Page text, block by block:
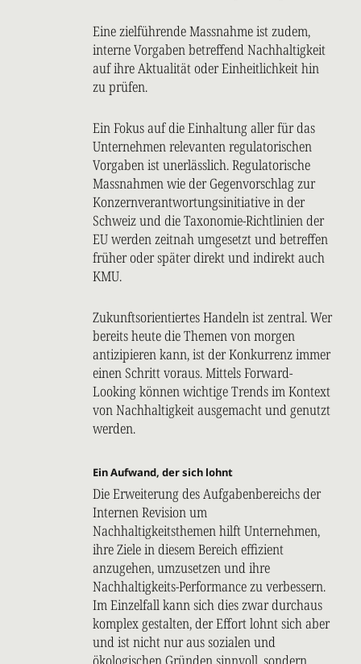
Eine zielführende Massnahme ist zudem,
interne Vorgaben betreffend Nachhaltigkeit
auf ihre Aktualität oder Einheitlichkeit hin
zu prüfen.
Ein Fokus auf die Einhaltung aller für das
Unternehmen relevanten regulatorischen
Vorgaben ist unerlässlich. Regulatorische
Massnahmen wie der Gegenvorschlag zur
Konzernverantwortungsinitiative in der
Schweiz und die Taxonomie-Richtlinien der
EU werden zeitnah umgesetzt und betreffen
früher oder später direkt und indirekt auch
KMU.
Zukunftsorientiertes Handeln ist zentral. Wer
bereits heute die Themen von morgen
antizipieren kann, ist der Konkurrenz immer
einen Schritt voraus. Mittels Forward-
Looking können wichtige Trends im Kontext
von Nachhaltigkeit ausgemacht und genutzt
werden.
Ein Aufwand, der sich lohnt
Die Erweiterung des Aufgabenbereichs der
Internen Revision um
Nachhaltigkeitsthemen hilft Unternehmen,
ihre Ziele in diesem Bereich effizient
anzugehen, umzusetzen und ihre
Nachhaltigkeits-Performance zu verbessern.
Im Einzelfall kann sich dies zwar durchaus
komplex gestalten, der Effort lohnt sich aber
und ist nicht nur aus sozialen und